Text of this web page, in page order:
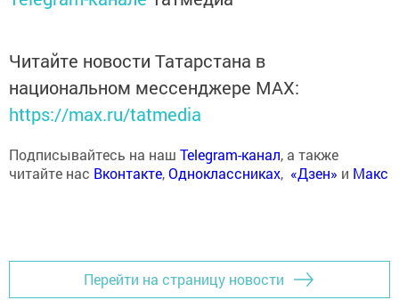
Читайте новости Татарстана в
национальном мессенджере MАХ:
https://max.ru/tatmedia
Подписывайтесь на наш Telegram-канал, а также
читайте нас Вконтакте,Одноклассниках, «Дзен» и Макс
Перейти на страницу новости